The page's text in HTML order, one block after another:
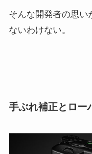
そんな開発者の思い
ないわけない。
手ぶれ補正とロー